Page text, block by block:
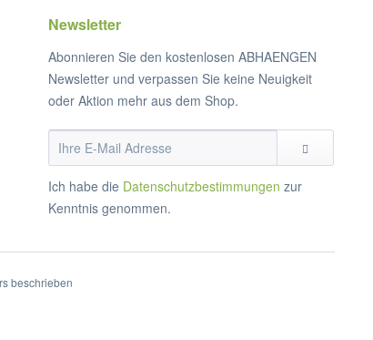
Newsletter
Abonnieren Sie den kostenlosen ABHAENGEN
Newsletter und verpassen Sie keine Neuigkeit
oder Aktion mehr aus dem Shop.
Ich habe die Datenschutzbestimmungen zur
Kenntnis genommen.
beschrieben